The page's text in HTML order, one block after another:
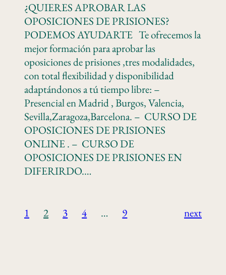
¿QUIERES APROBAR LAS
OPOSICIONES DE PRISIONES?
PODEMOS AYUDARTE Te ofrecemos la
mejor formación para aprobar las
oposiciones de prisiones ,tres modalidades,
con total flexibilidad y disponibilidad
adaptándonos a tú tiempo libre: –
Presencial en Madrid , Burgos, Valencia,
Sevilla,Zaragoza,Barcelona. – CURSO DE
OPOSICIONES DE PRISIONES
ONLINE . – CURSO DE
OPOSICIONES DE PRISIONES EN
DIFERIRDO.…
1 2 3 4 … 9 next